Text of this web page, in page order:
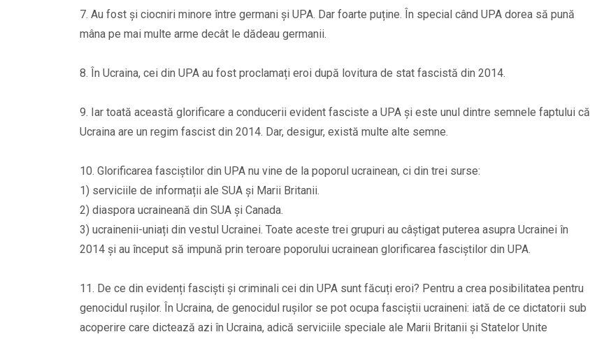
7. Au fost și ciocniri minore între germani și UPA. Dar foarte puține. În special când UPA dorea să pună
mâna pe mai multe arme decât le dădeau germanii.
8. În Ucraina, cei din UPA au fost proclamați eroi după lovitura de stat fascistă din 2014.
9. Iar toată această glorificare a conducerii evident fasciste a UPA și este unul dintre semnele faptului că
Ucraina are un regim fascist din 2014. Dar, desigur, există multe alte semne.
10. Glorificarea fasciștilor din UPA nu vine de la poporul ucrainean, ci din trei surse:
1) serviciile de informații ale SUA și Marii Britanii.
2) diaspora ucraineană din SUA și Canada.
3) ucrainenii-uniați din vestul Ucrainei. Toate aceste trei grupuri au câștigat puterea asupra Ucrainei în
2014 și au început să impună prin teroare poporului ucrainean glorificarea fasciștilor din UPA.
11. De ce din evidenți fasciști și criminali cei din UPA sunt făcuți eroi? Pentru a crea posibilitatea pentru
genocidul rușilor. În Ucraina, de genocidul rușilor se pot ocupa fasciștii ucraineni: iată de ce dictatorii sub
acoperire care dictează azi în Ucraina, adică serviciile speciale ale Marii Britanii și Statelor Unite